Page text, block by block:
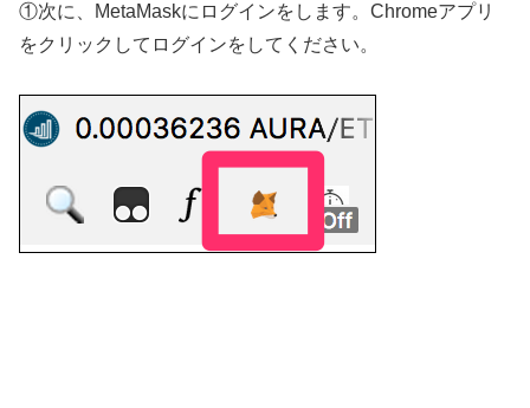
①次に、MetaMaskにログインをします。Chromeアプリ
をクリックしてログインをしてください。